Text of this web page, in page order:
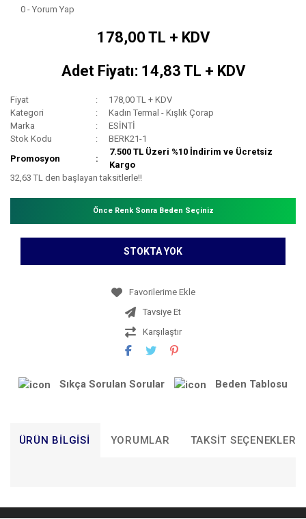
0 - Yorum Yap
178,00 TL + KDV
Adet Fiyatı: 14,83 TL + KDV
Fiyat
178,00 TL + KDV
Kategori
Kadın Termal - Kışlık Çorap
Marka
ESİNTİ
Stok Kodu
BERK21-1
Promosyon
7.500 TL Üzeri %10 İndirim ve Ücretsiz
Kargo
32,63 TL den başlayan taksitlerle!!
Önce Renk Sonra Beden Seçiniz
STOKTA YOK
Tavsiye Et
Karşılaştır
Sıkça Sorulan Sorular Beden Tablosu
ÜRÜN BILGISI YORUMLAR TAKSIT SEÇENEKLERI
Bu ürünün fiyat bilgisi, resim, ürün açıklamalarında ve diğer